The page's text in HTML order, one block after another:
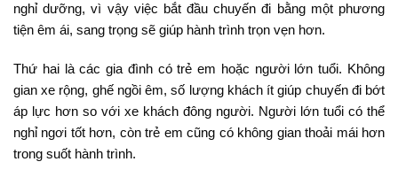
nghỉ dưỡng, vì vậy việc bắt đầu chuyến đi bằng một phương
tiện êm ái, sang trọng sẽ giúp hành trình trọn vẹn hơn.
Thứ hai là các gia đình có trẻ em hoặc người lớn tuổi. Không
gian xe rộng, ghế ngồi êm, số lượng khách ít giúp chuyến đi bớt
áp lực hơn so với xe khách đông người. Người lớn tuổi có thể
nghỉ ngơi tốt hơn, còn trẻ em cũng có không gian thoải mái hơn
trong suốt hành trình.